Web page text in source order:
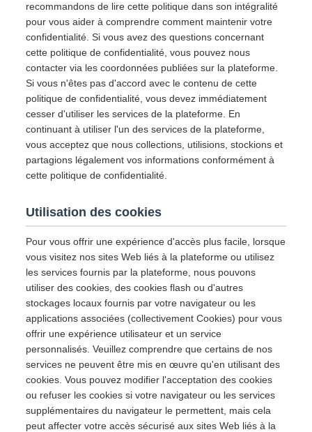
recommandons de lire cette politique dans son intégralité
pour vous aider à comprendre comment maintenir votre
confidentialité. Si vous avez des questions concernant
cette politique de confidentialité, vous pouvez nous
contacter via les coordonnées publiées sur la plateforme.
Si vous n'êtes pas d'accord avec le contenu de cette
politique de confidentialité, vous devez immédiatement
cesser d'utiliser les services de la plateforme. En
continuant à utiliser l'un des services de la plateforme,
vous acceptez que nous collections, utilisions, stockions et
partagions légalement vos informations conformément à
cette politique de confidentialité.
Utilisation des cookies
Pour vous offrir une expérience d'accès plus facile, lorsque
vous visitez nos sites Web liés à la plateforme ou utilisez
les services fournis par la plateforme, nous pouvons
utiliser des cookies, des cookies flash ou d'autres
stockages locaux fournis par votre navigateur ou les
applications associées (collectivement Cookies) pour vous
offrir une expérience utilisateur et un service
personnalisés. Veuillez comprendre que certains de nos
services ne peuvent être mis en œuvre qu'en utilisant des
cookies. Vous pouvez modifier l'acceptation des cookies
ou refuser les cookies si votre navigateur ou les services
supplémentaires du navigateur le permettent, mais cela
peut affecter votre accès sécurisé aux sites Web liés à la